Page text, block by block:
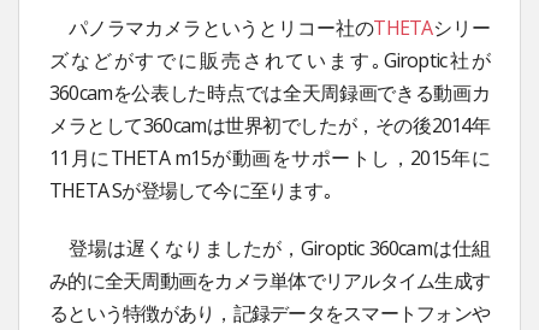
パノラマカメラというとリコー社のTHETAシリー
ズなどがすでに販売されています｡Giroptic社が
360camを公表した時点では全天周録画できる動画カ
メラとして360camは世界初でしたが，その後2014年
11月にTHETA m15が動画をサポートし，2015年に
THETA Sが登場して今に至ります｡
登場は遅くなりましたが，Giroptic 360camは仕組
み的に全天周動画をカメラ単体でリアルタイム生成す
るという特徴があり，記録データをスマートフォンや